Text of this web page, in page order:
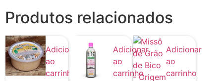
Produtos relacionados
Adicionar
ao
carrinho
Adicionar
ao
carrinho
Adicionar
ao
carrinho